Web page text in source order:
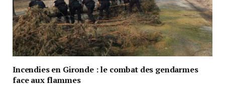
Incendies en Gironde : le combat des gendarmes
face aux flammes